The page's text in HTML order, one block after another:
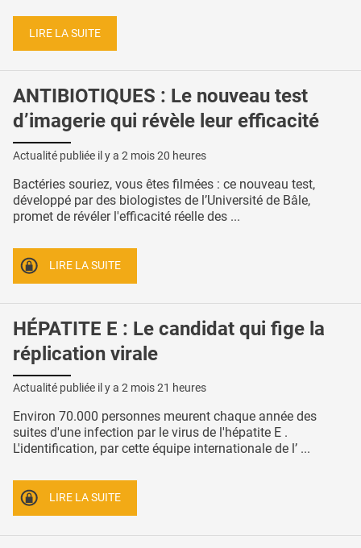
LIRE LA SUITE
ANTIBIOTIQUES : Le nouveau test
d’imagerie qui révèle leur efficacité
Actualité publiée il y a 2 mois 20 heures
Bactéries souriez, vous êtes filmées : ce nouveau test,
développé par des biologistes de l’Université de Bâle,
promet de révéler l'efficacité réelle des ...
LIRE LA SUITE
HÉPATITE E : Le candidat qui fige la
réplication virale
Actualité publiée il y a 2 mois 21 heures
Environ 70.000 personnes meurent chaque année des
suites d'une infection par le virus de l'hépatite E .
L'identification, par cette équipe internationale de l’ ...
LIRE LA SUITE